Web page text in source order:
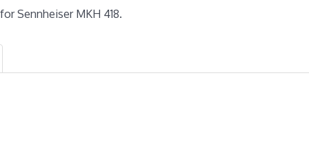
Sennheiser MKH 418.